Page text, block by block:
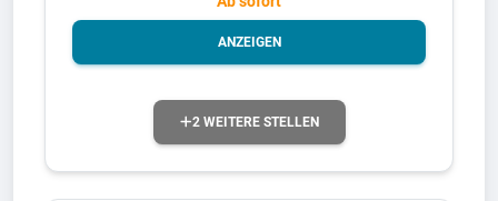
ANZEIGEN
2 WEITERE STELLEN